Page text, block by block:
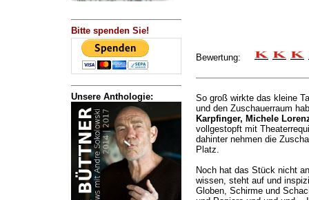
Bitte spenden Sie!
Unsere Anthologie:
Bewertung:
So groß wirkte das kleine
und den Zuschauerraum
Karpfinger, Michele
vollgestopft mit
dahinter nehmen die
Platz.
Noch hat das Stück nicht
wissen, steht auf und
Globen, Schirme und